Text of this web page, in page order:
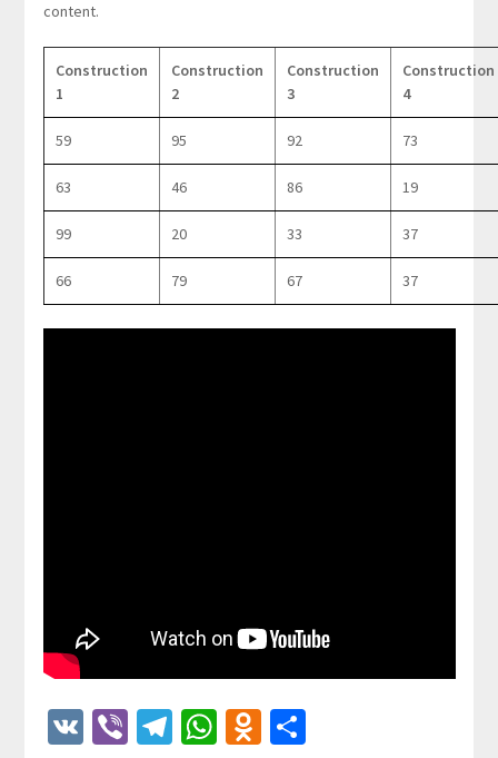
content.
Construction
1
Construction
2
Construction
3
Construction
4
59 95 92 73
63 46 86 19
99 20 33 37
66 79 67 37
VKViberTelegram
WhatsApp
Odnoklassniki
Отправить